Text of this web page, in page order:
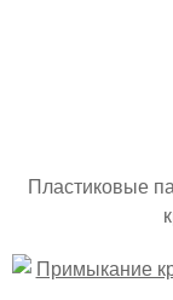
Пластиковые